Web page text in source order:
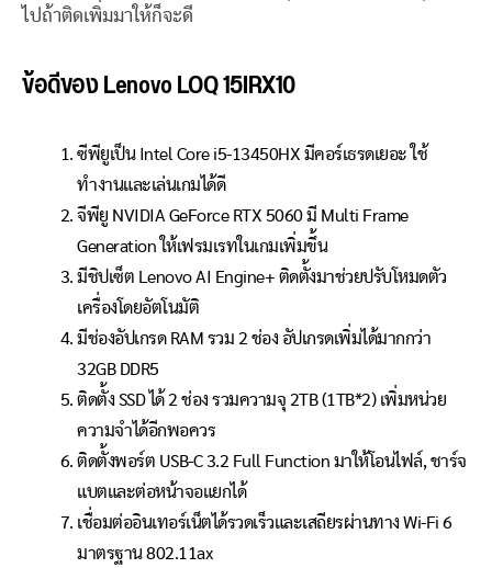
ไปถ้าติดเพิ่มมาให้ก็จะดี
ข้อดีของ Lenovo LOQ 15IRX10
ซีพียูเป็น Intel Core i5-13450HX มีคอร์เธรดเยอะ ใช้
ทำงานและเล่นเกมได้ดี
จีพียู NVIDIA GeForce RTX 5060 มี Multi Frame
Generation ให้เฟรมเรทในเกมเพิ่มขึ้น
มีชิปเซ็ต Lenovo AI Engine+ ติดตั้งมาช่วยปรับโหมดตัว
เครื่องโดยอัตโนมัติ
มีช่องอัปเกรด RAM รวม 2 ช่อง อัปเกรดเพิ่มได้มากกว่า
32GB DDR5
ติดตั้ง SSD ได้ 2 ช่อง รวมความจุ 2TB (1TB*2) เพิ่มหน่วย
ความจำได้อีกพอควร
ติดตั้งพอร์ต USB-C 3.2 Full Function มาให้โอนไฟล์, ชาร์จ
แบตและต่อหน้าจอแยกได้
เชื่อมต่ออินเทอร์เน็ตได้รวดเร็วและเสถียรผ่านทาง Wi-Fi 6
มาตรฐาน 802.11ax